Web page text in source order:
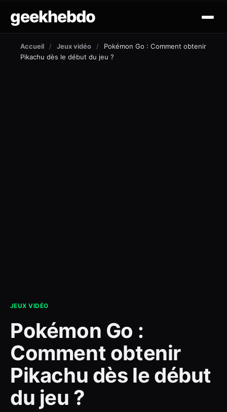
geekhebdo
actus
Accueil / Jeux vidéo /
Pokémon Go : Comment obtenir
Pikachu dès le début du jeu ?
JEUX VIDÉO
Pokémon Go :
Comment obtenir
Pikachu dès le début
du jeu ?